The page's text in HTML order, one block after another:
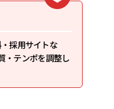
採用サイトな
・テンポを調整し